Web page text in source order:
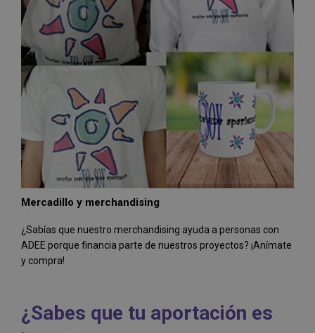
Mercadillo y merchandising
¿Sabías que nuestro merchandising ayuda a personas con
ADEE porque financia parte de nuestros proyectos? ¡Anímate
y compra!
¿Sabes que tu aportación es